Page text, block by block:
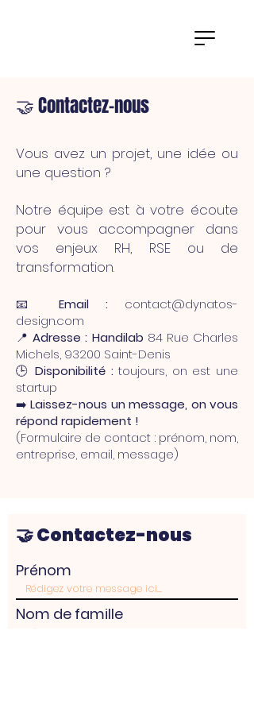
🤝 Contactez-nous
Vous avez un projet, une idée ou
une question ?
Notre équipe est à votre écoute
pour vous accompagner dans
vos enjeux RH, RSE ou de
transformation.
📧 Email :
contact@dynatos-
design.com
📍Adresse : Handilab 84 Rue Charles
Michels, 93200 Saint-Denis
🕒Disponibilité : toujours, on est une
startup
➡️Laissez-nous un message, on vous
répond rapidement !
(Formulaire de contact : prénom, nom,
entreprise, email, message)
🤝 Contactez-nous
Prénom
Nom de famille